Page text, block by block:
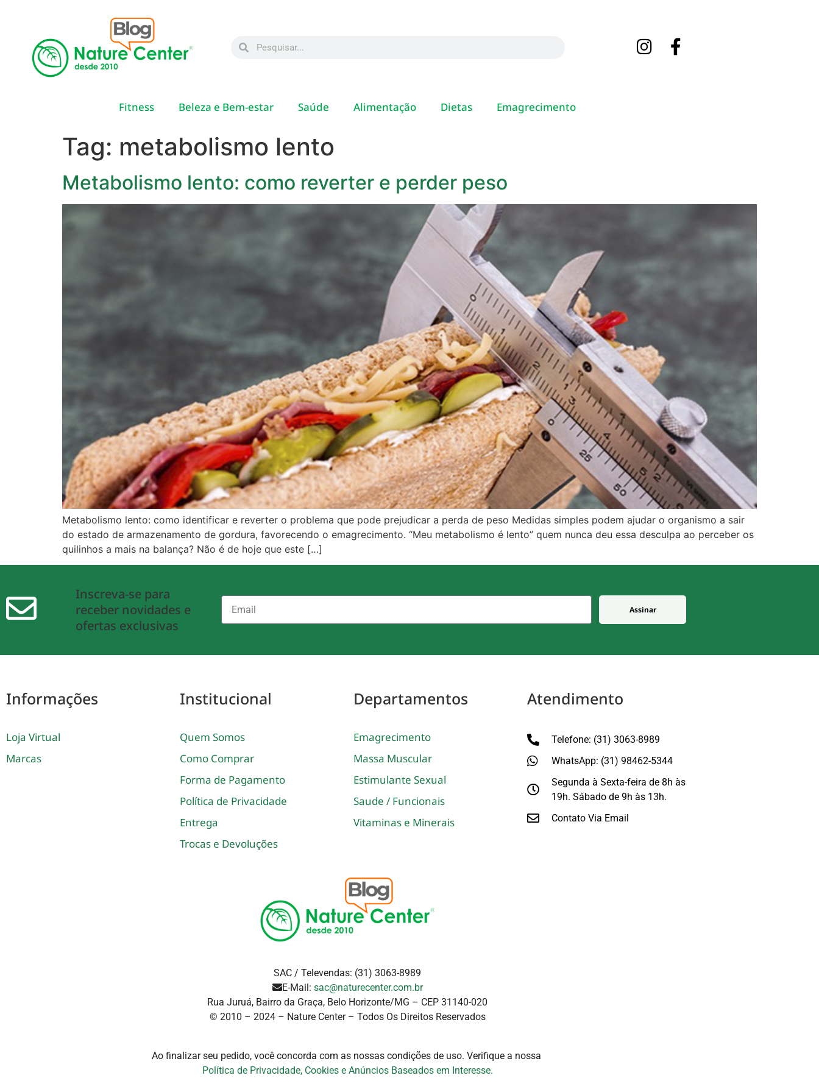
Fitness Beleza e Bem-estar Saúde Alimentação Dietas Emagrecimento
Tag: metabolismo lento
Metabolismo lento: como reverter e perder peso
Metabolismo lento: como identificar e reverter o problema que pode prejudicar a perda de peso Medidas simples podem ajudar o organismo a sair
do estado de armazenamento de gordura, favorecendo o emagrecimento. “Meu metabolismo é lento” quem nunca deu essa desculpa ao perceber os
quilinhos a mais na balança? Não é de hoje que este […]
Inscreva-se para
receber novidades e
ofertas exclusivas
Assinar
Informações
Loja Virtual
Marcas
Institucional
Quem Somos
Como Comprar
Forma de Pagamento
Política de Privacidade
Entrega
Trocas e Devoluções
Departamentos
Emagrecimento
Massa Muscular
Estimulante Sexual
Saude / Funcionais
Vitaminas e Minerais
Atendimento
Telefone: (31) 3063-8989
WhatsApp: (31) 98462-5344
Segunda à Sexta-feira de 8h às
19h. Sábado de 9h às 13h.
Contato Via Email
SAC / Televendas: (31) 3063-8989
E-Mail: sac@naturecenter.com.br
Rua Juruá, Bairro da Graça, Belo Horizonte/MG – CEP 31140-020
© 2010 – 2024 – Nature Center – Todos Os Direitos Reservados
Ao finalizar seu pedido, você concorda com as nossas condições de uso. Verifique a nossa
Política de Privacidade, Cookies e Anúncios Baseados em Interesse.